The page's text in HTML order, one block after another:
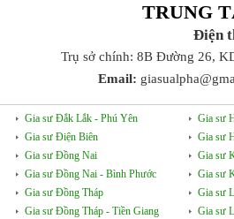
TRUNG
Điện
Trụ sở chính: 8B Đường 26,
Email:
Gia sư Đắk Lắk - Phú Yên
Gia sư Điện Biên
Gia sư Đồng Nai
Gia sư Đồng Nai - Bình Phước
Gia sư Đồng Tháp
Gia sư Đồng Tháp - Tiền Giang
Gia sư
Gia sư
Gia sư
Gia sư
Gia sư
Gia sư